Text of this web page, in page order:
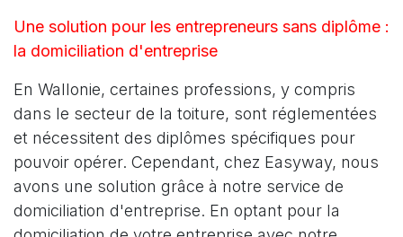
Une solution pour les entrepreneurs sans diplôme :
la domiciliation d'entreprise
En Wallonie, certaines professions, y compris
dans le secteur de la toiture, sont réglementées
et nécessitent des diplômes spécifiques pour
pouvoir opérer. Cependant, chez Easyway, nous
avons une solution grâce à notre service de
domiciliation d'entreprise. En optant pour la